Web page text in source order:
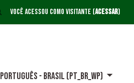
ALTERNAR ENTRADA DE PESQUISA
Você acessou como visitante (Acessar)
Português - Brasil ‎(pt_br_wp)‎